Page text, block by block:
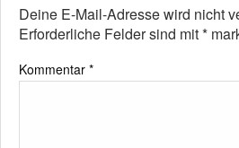
Deine E-Mail-Adresse wird nicht
Erforderliche Felder sind mit*
Kommentar *